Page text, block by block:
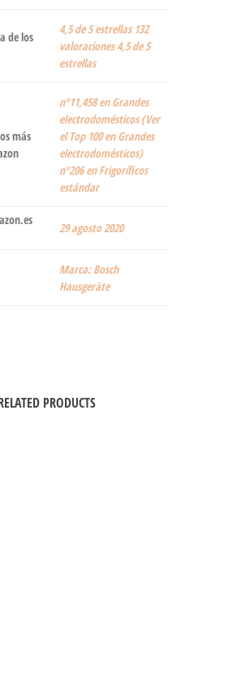
de los
4,5 de 5 estrellas 132
valoraciones 4,5 de 5
estrellas
más
nº11,458 en Grandes
electrodomésticos (Ver
el Top 100 en Grandes
electrodomésticos)
nº206 en Frigoríficos
estándar
29 agosto 2020
Marca: Bosch
Hausgeräte
PRODUCTS